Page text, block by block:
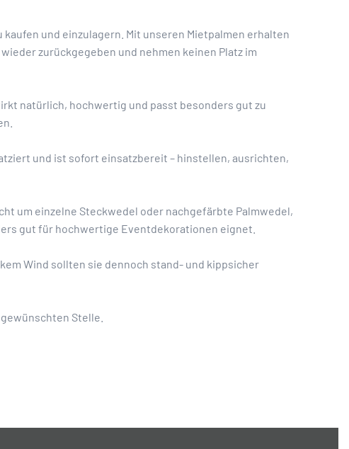
und einzulagern. Mit unseren Mietpalmen erhalten
zurückgegeben und nehmen keinen Platz im
natürlich, hochwertig und passt besonders gut zu
und ist sofort einsatzbereit – hinstellen, ausrichten,
um einzelne Steckwedel oder nachgefärbte Palmwedel,
gut für hochwertige Eventdekorationen eignet.
Wind sollten sie dennoch stand- und kippsicher
Stelle.